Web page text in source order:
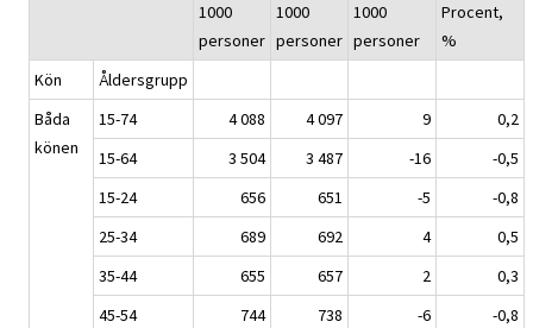
1000
personer
1000
personer
1000
personer
Procent,
%
Kön
Åldersgrupp
Båda
könen
15-74 4 088 4 097 9
0,2
15-64
3 504 3 487 -16
-0,5
15-24
656 651 -5
-0,8
25-34
689 692 4
0,5
35-44
655 657 2
0,3
45-54
744 738 -6
-0,8